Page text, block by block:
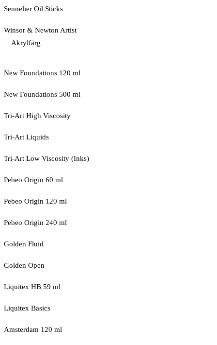
Sennelier Oil Sticks
Winsor & Newton Artist
Akrylfärg
New Foundations 120 ml
New Foundations 500 ml
Tri-Art High Viscosity
Tri-Art Liquids
Tri-Art Low Viscosity (Inks)
Pebeo Origin 60 ml
Pebeo Origin 120 ml
Pebeo Origin 240 ml
Golden Fluid
Golden Open
Liquitex HB 59 ml
Liquitex Basics
Amsterdam 120 ml